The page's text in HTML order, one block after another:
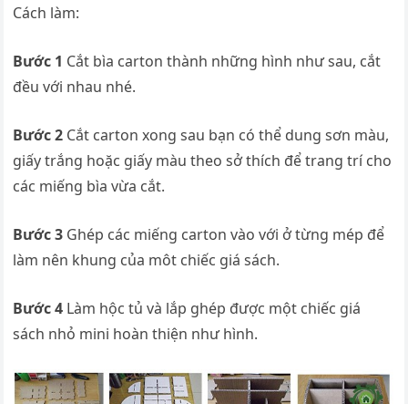
Cách làm:
Bước 1 Cắt bìa carton thành những hình như sau, cắt
đều với nhau nhé.
Bước 2 Cắt carton xong sau bạn có thể dung sơn màu,
giấy trắng hoặc giấy màu theo sở thích để trang trí cho
các miếng bìa vừa cắt.
Bước 3 Ghép các miếng carton vào với ở từng mép để
làm nên khung của môt chiếc giá sách.
Bước 4 Làm hộc tủ và lắp ghép được một chiếc giá
sách nhỏ mini hoàn thiện như hình.